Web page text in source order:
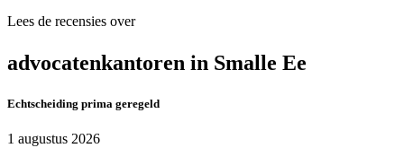
Lees de recensies over
advocatenkantoren in Smalle Ee
Echtscheiding prima geregeld
1 augustus 2026